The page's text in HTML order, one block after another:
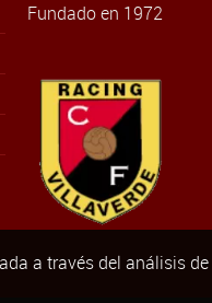
Fundado en 1972
a través del análisis